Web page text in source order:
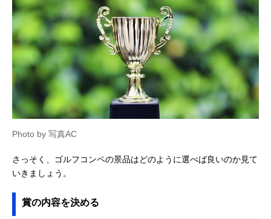
Photo by 写真AC
さっそく、ゴルフコンペの景品はどのように選べば良いのか見て
いきましょう。
賞の内容を決める